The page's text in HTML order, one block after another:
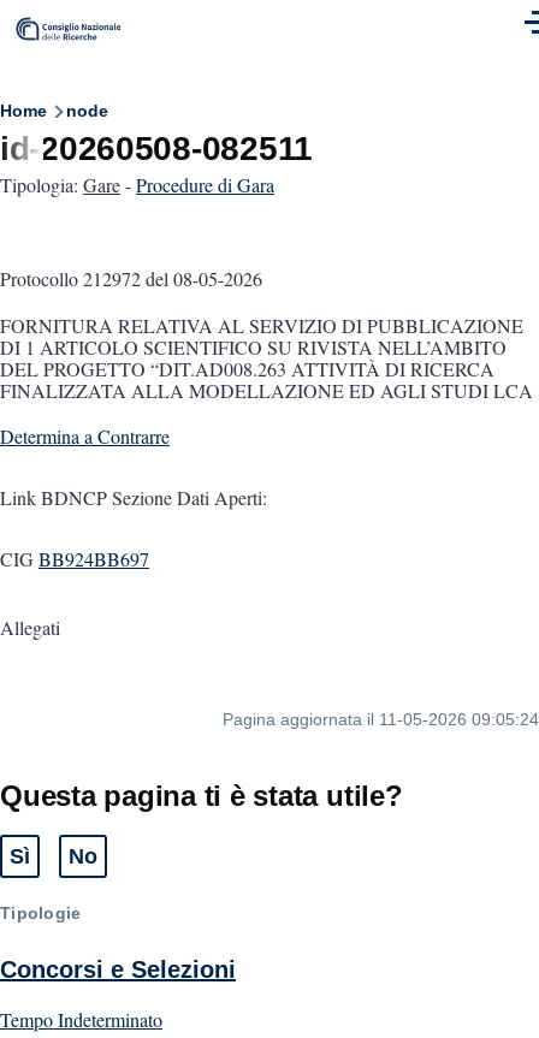
Skip to main content
Breadcrumb
Home node
id-20260508-082511
Tipologia: Gare-Procedure di Gara
Protocollo 212972del 08-05-2026
FORNITURA RELATIVA AL SERVIZIO DI PUBBLICAZIONE
DI 1 ARTICOLO SCIENTIFICO SU RIVISTA NELL’AMBITO
DEL PROGETTO “DIT.AD008.263 ATTIVITÀ DI RICERCA
FINALIZZATA ALLA MODELLAZIONE ED AGLI STUDI LCA
Determina a Contrarre
Link BDNCP Sezione Dati Aperti:
CIGBB924BB697
Allegati
Pagina aggiornata il 11-05-2026 09:05:24
Questa pagina ti è stata utile?
Sì
Tipologie
Concorsi e Selezioni
Tempo Indeterminato